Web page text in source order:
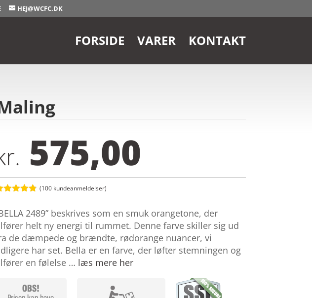
HEJ@WCFC.DK
FORSIDE VARER KONTAKT
575,00
af 5
på
(100kundeanmeldelser)
2489” beskrives som en smuk orangetone, der
helt ny energi til rummet. Denne farve skiller sig ud
de dæmpede og brændte, rødorange nuancer, vi
har set. Bella er en farve, der løfter stemningen og
en følelse … læs mere her